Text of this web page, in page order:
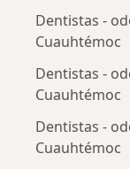
Dentistas -
Cuauhtémoc
Dentistas -
Cuauhtémoc
Dentistas -
Cuauhtémoc